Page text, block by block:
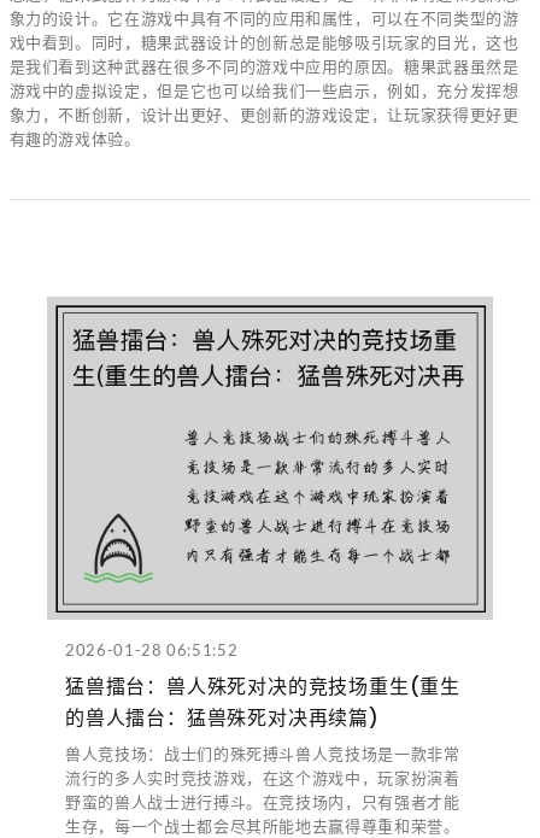
象力的设计。它在游戏中具有不同的应用和属性，可以在不同类型的游
戏中看到。同时，糖果武器设计的创新总是能够吸引玩家的目光，这也
是我们看到这种武器在很多不同的游戏中应用的原因。糖果武器虽然是
游戏中的虚拟设定，但是它也可以给我们一些启示，例如，充分发挥想
象力，不断创新，设计出更好、更创新的游戏设定，让玩家获得更好更
有趣的游戏体验。
2026-01-28 06:51:52
猛兽擂台：兽人殊死对决的竞技场重生(重生
的兽人擂台：猛兽殊死对决再续篇)
兽人竞技场：战士们的殊死搏斗兽人竞技场是一款非常
流行的多人实时竞技游戏，在这个游戏中，玩家扮演着
野蛮的兽人战士进行搏斗。在竞技场内，只有强者才能
生存，每一个战士都会尽其所能地去赢得尊重和荣誉。